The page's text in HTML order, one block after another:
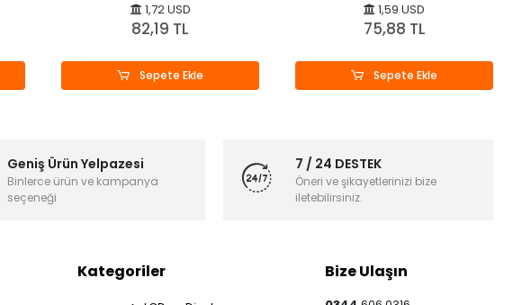
1,72 USD
82,19 TL
Sepete Ekle
1,59 USD
75,88 TL
Sepete Ekle
Geniş Ürün Yelpazesi
Binlerce ürün ve kampanya
seçeneği
7 / 24 DESTEK
Öneri ve şikayetlerinizi bize
iletebilirsiniz.
Kategoriler Bize Ulaşın